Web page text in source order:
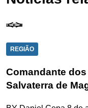
REGIÃO
Comandante
Salvaterra de